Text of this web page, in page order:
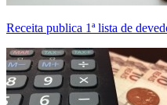
Receita publica 1ª lista de